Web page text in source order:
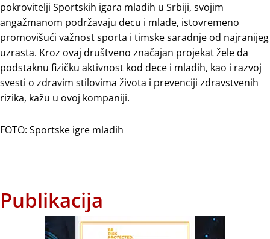
pokrovitelji Sportskih igara mladih u Srbiji, svojim
angažmanom podržavaju decu i mlade, istovremeno
promovišući važnost sporta i timske saradnje od najranijeg
uzrasta. Kroz ovaj društveno značajan projekat žele da
podstaknu fizičku aktivnost kod dece i mladih, kao i razvoj
svesti o zdravim stilovima života i prevenciji zdravstvenih
rizika, kažu u ovoj kompaniji.
FOTO: Sportske igre mladih
Publikacija